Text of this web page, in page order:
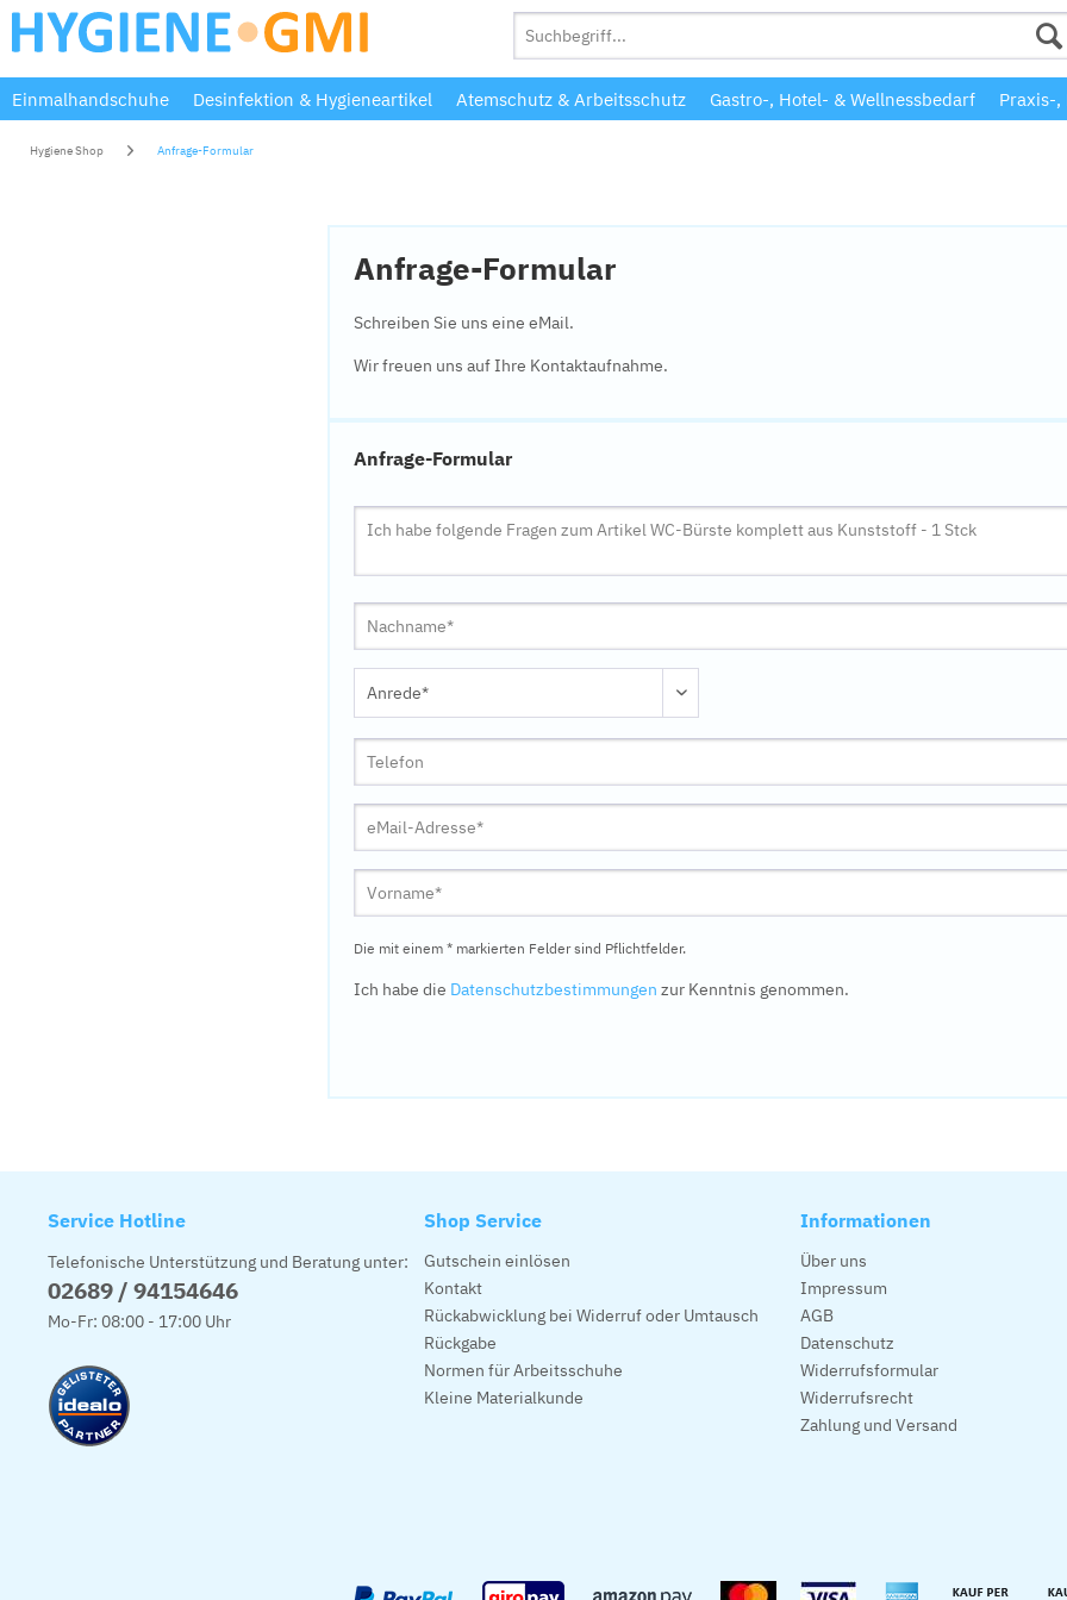
Einmalhandschuhe Desinfektion & Hygieneartikel Atemschutz & Arbeitsschutz Gastro-, Hotel- & Wellnessbedarf Praxis-,
Hygiene Shop Anfrage-Formular
Anfrage-Formular
Schreiben Sie uns eine eMail.
Wir freuen uns auf Ihre Kontaktaufnahme.
Anfrage-Formular
Die mit einem * markierten Felder sind Pflichtfelder.
Ich habe die Datenschutzbestimmungen zur Kenntnis genommen.
Service Hotline
Telefonische Unterstützung und Beratung unter:
02689 / 94154646
Mo-Fr: 08:00 - 17:00 Uhr
Shop Service
Gutschein einlösen
Kontakt
Rückabwicklung bei Widerruf oder Umtausch
Rückgabe
Normen für Arbeitsschuhe
Kleine Materialkunde
Informationen
Über uns
Impressum
AGB
Datenschutz
Widerrufsformular
Widerrufsrecht
Zahlung und Versand